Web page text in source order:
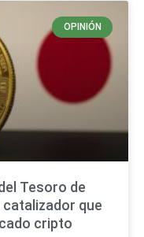
OPINIÓN
Tesoro de
catalizador que
cripto